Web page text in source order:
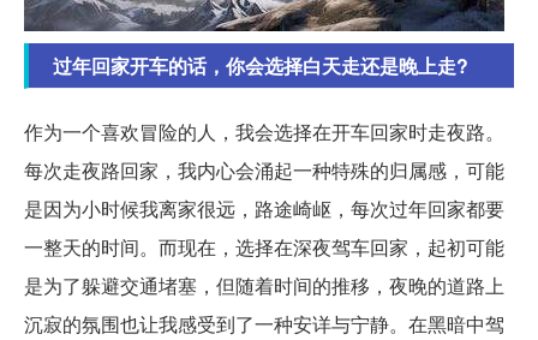
过年回家开车的话，你会选择白天走还是晚上走?
作为一个喜欢冒险的人，我会选择在开车回家时走夜路。
每次走夜路回家，我内心会涌起一种特殊的归属感，可能
是因为小时候我离家很远，路途崎岖，每次过年回家都要
一整天的时间。而现在，选择在深夜驾车回家，起初可能
是为了躲避交通堵塞，但随着时间的推移，夜晚的道路上
沉寂的氛围也让我感受到了一种安详与宁静。在黑暗中驾